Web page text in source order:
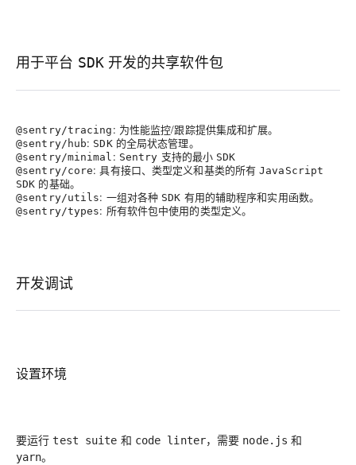
用于平台 SDK开发的共享软件包
@sentry/tracing : 为性能监控/跟踪提供集成和扩展。
@sentry/hub: SDK的全局状态管理。
@sentry/minimal : Sentry 支持的最小 SDK
@sentry/core: 具有接口、 类型定义和基类的所有JavaScript
SDK 的基础。
@sentry/utils: 一组对各种 SDK 有用的辅助程序和实用函数。
@sentry/types: 所有软件包中使用的类型定义。
开发调试
设置环境
要运行test suite 和 code linter，需要 node.js 和
yarn。